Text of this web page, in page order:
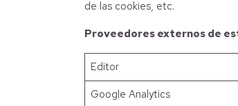
de las cookies, etc.
Proveedores externos de
Editor
Google Analytics